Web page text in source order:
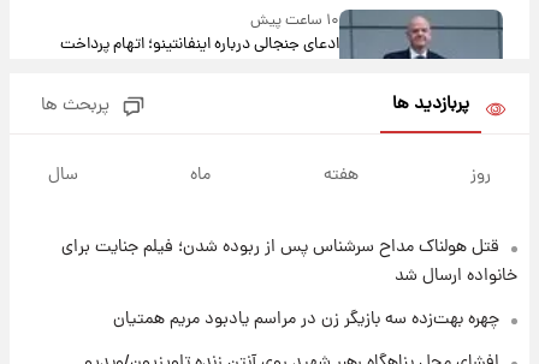
۱۰ ساعت پیش
ادعای جنجالی درباره اینفانتینو؛ اتهام پرداخت
آلزایمر و زوال عقل افزایش می‌یابد؟
۱۱ ساعت پیش
۱۱ ساعت پیش
پربازدید ها پربحث ها
روز هفته ماه سال
قتل هولناک مداح سرشناس پس از ربوده شدن؛ فیلم جنایت برای
خانواده ارسال شد
چهره بهت‌زده سه بازیگر زن در مراسم یادبود مریم همتیان